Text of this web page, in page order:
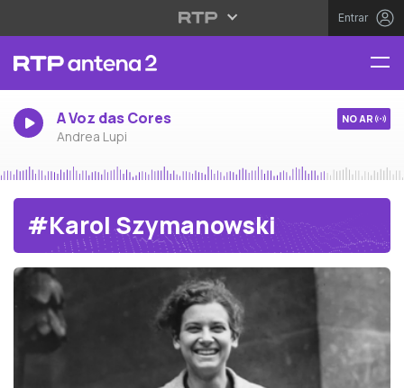
Entrar
A Voz das Cores
Andrea Lupi
NO AR
#Karol Szymanowski